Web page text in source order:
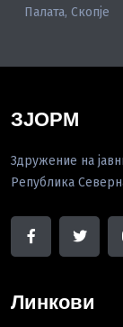
Палата, Скопје
ЗЈОРМ
Здружение на
Република
Линкови